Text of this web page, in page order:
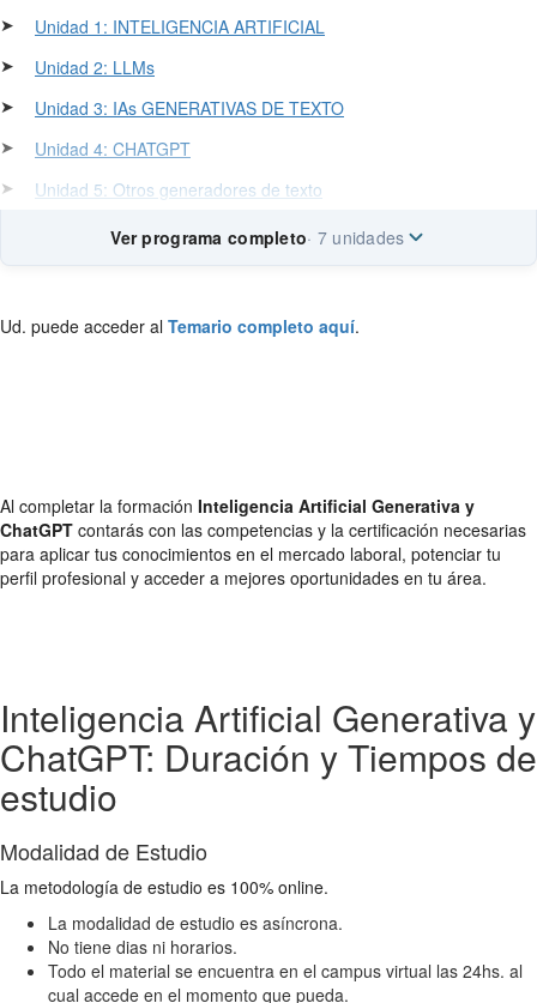
➤
Unidad 1: INTELIGENCIA ARTIFICIAL
➤
Unidad 2: LLMs
➤
Unidad 3: IAs GENERATIVAS DE TEXTO
➤
Unidad 4: CHATGPT
➤
Unidad 5: Otros generadores de texto
Ver programa completo· 7 unidades
Ud. puede acceder al Temario completo aquí.
Al completar la formación Inteligencia Artificial Generativa y
ChatGPT contarás con las competencias y la certificación necesarias
para aplicar tus conocimientos en el mercado laboral, potenciar tu
perfil profesional y acceder a mejores oportunidades en tu área.
Inteligencia Artificial Generativa y
ChatGPT: Duración y Tiempos de
estudio
Modalidad de Estudio
La metodología de estudio es 100% online.
La modalidad de estudio es asíncrona.
No tiene dias ni horarios.
Todo el material se encuentra en el campus virtual las 24hs. al
cual accede en el momento que pueda.